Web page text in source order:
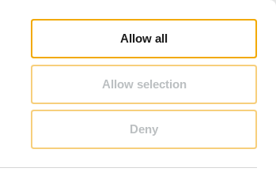
Allow all
Allow selection
Deny